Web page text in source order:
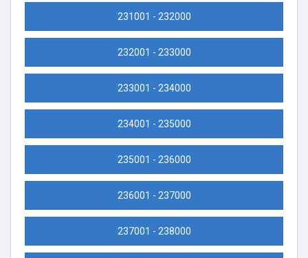
231001 - 232000
232001 - 233000
233001 - 234000
234001 - 235000
235001 - 236000
236001 - 237000
237001 - 238000